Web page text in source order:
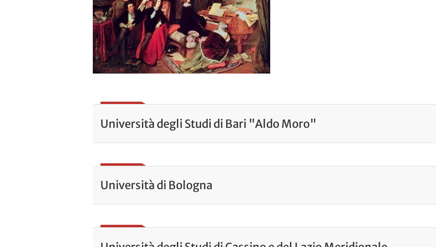
Università degli Studi di Bari "Aldo Moro"
Università di Bologna